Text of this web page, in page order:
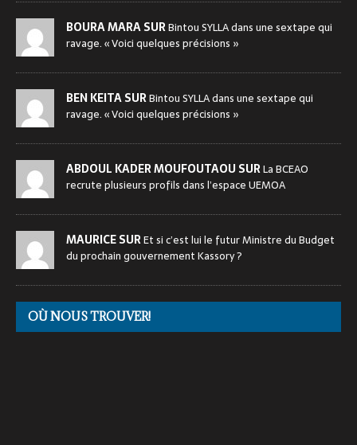
BOURA MARA SURBintou SYLLA dans une sextape qui
ravage. « Voici quelques précisions »
BEN KEITA SURBintou SYLLA dans une sextape qui
ravage. « Voici quelques précisions »
ABDOUL KADER MOUFOUTAOU SURLa BCEAO
recrute plusieurs profils dans l’espace UEMOA
MAURICE SUREt si c’est lui le futur Ministre du Budget
du prochain gouvernement Kassory ?
OÙ NOUS TROUVER!